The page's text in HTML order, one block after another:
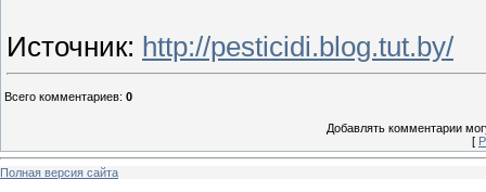
Источник: http://pesticidi.blog.tut.by/
Всего комментариев: 0
Добавлять комментарии
[
Полная версия сайта